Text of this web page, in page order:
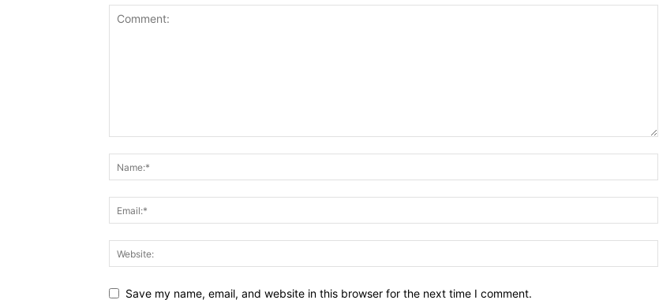
Save my name, email, and website in this browser for the next time I comment.